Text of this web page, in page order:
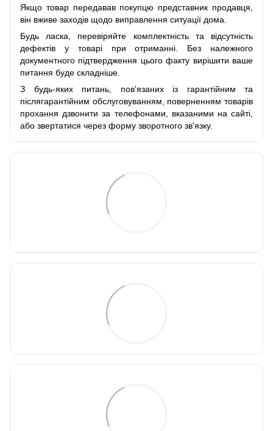
Якщо товар передавав покупцю представник продавця,
він вживе заходів щодо виправлення ситуації дома.
Будь ласка, перевіряйте комплектність та відсутність
дефектів у товарі при отриманні. Без належного
документного підтвердження цього факту вирішити ваше
питання буде складніше.
З будь-яких питань, пов'язаних із гарантійним та
післягарантійним обслуговуванням, поверненням товарів
прохання дзвонити за телефонами, вказаними на сайті,
або звертатися через форму зворотного зв'язку.